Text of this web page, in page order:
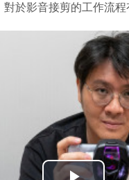
於影音接剪的工作流程